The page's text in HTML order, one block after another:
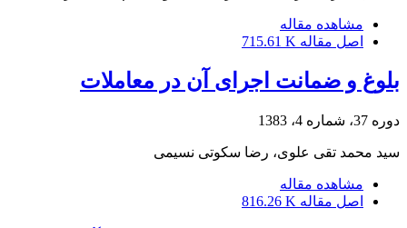
مشاهده مقاله
اصل مقاله 715.61 K
بلوغ و ضمانت اجرای آن در معاملات
دوره 37، شماره 4، 1383
سید محمد تقی علوی، رضا سکوتی نسیمی
مشاهده مقاله
اصل مقاله 816.26 K